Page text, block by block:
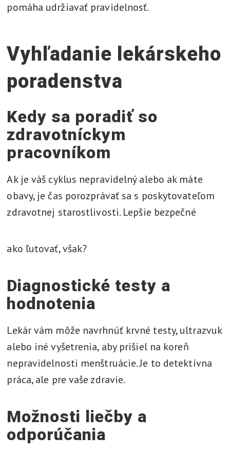
pomáha udržiavať pravidelnosť.
Vyhľadanie lekárskeho
poradenstva
Kedy sa poradiť so
zdravotníckym
pracovníkom
Ak je váš cyklus nepravidelný alebo ak máte
obavy, je čas porozprávať sa s poskytovateľom
zdravotnej starostlivosti. Lepšie bezpečné
ako ľutovať, však?
Diagnostické testy a
hodnotenia
Lekár vám môže navrhnúť krvné testy, ultrazvuk
alebo iné vyšetrenia, aby prišiel na koreň
nepravidelnosti menštruácie. Je to detektívna
práca, ale pre vaše zdravie.
Možnosti liečby a
odporúčania